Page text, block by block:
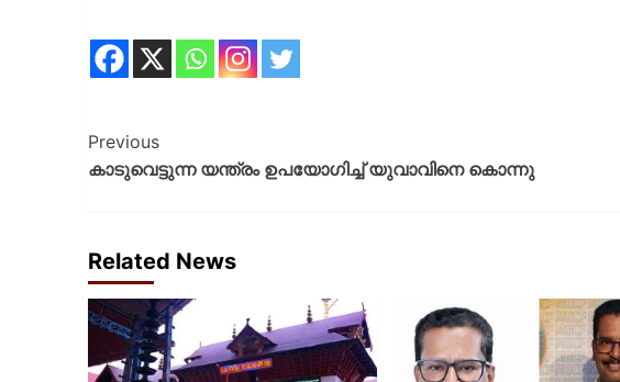
Previous
കാടുവെട്ടുന്ന യന്ത്രം ഉപയോഗിച്ച് യുവാവിനെ കൊന്നു
Related News